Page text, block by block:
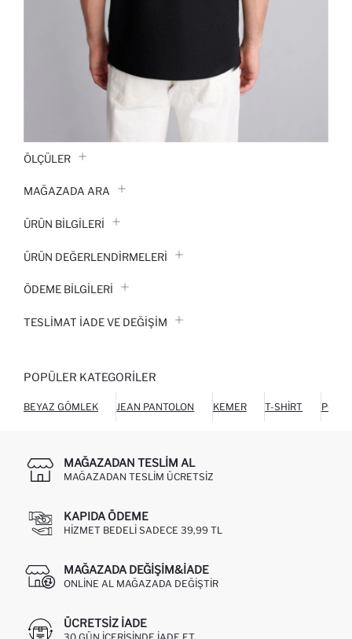
ÖLÇÜLER
MAĞAZADA ARA
ÜRÜN BILGILERI
ÜRÜN DEĞERLENDİRMELERİ
ÖDEME BİLGİLERİ
TESLIMAT İADE VE DEĞIŞIM
POPÜLER KATEGORILER
BEYAZ GÖMLEK JEAN PANTOLON KEMER T-SHIRT POLO
MAĞAZADAN TESLIM AL
MAĞAZADAN TESLIM ÜCRETSIZ
KAPIDA ÖDEME
HIZMET BEDELI SADECE 39,99 TL
MAĞAZADA DEĞIŞIM&İADE
ONLINE AL MAĞAZADA DEĞIŞTIR
ÜCRETSIZ IADE